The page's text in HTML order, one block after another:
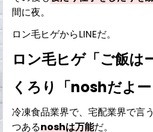
間に夜。
ロン毛ヒゲからLINEだ。
ロン毛ヒゲ「ご飯は
くろり「noshだよー
冷凍食品業界で、宅配業界で言
つあるnoshは万能だ。